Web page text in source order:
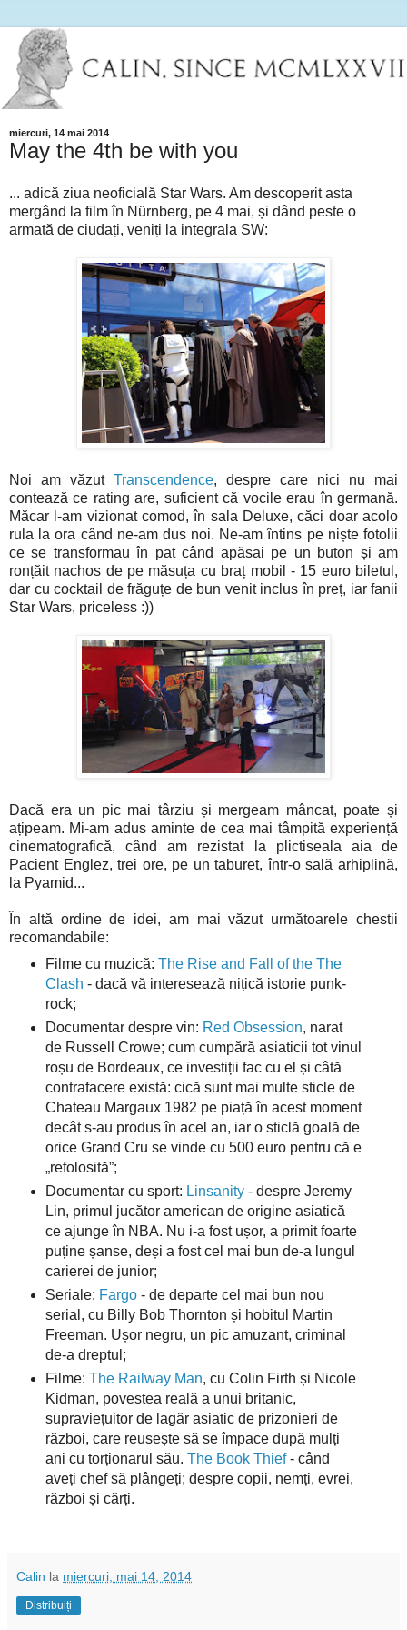
miercuri, 14 mai 2014
May the 4th be with you
... adică ziua neoficială Star Wars. Am descoperit asta
mergând la film în Nürnberg, pe 4 mai, și dând peste o
armată de ciudați, veniți la integrala SW:
Noi am văzut Transcendence, despre care nici nu mai
contează ce rating are, suficient că vocile erau în germană.
Măcar l-am vizionat comod, în sala Deluxe, căci doar acolo
rula la ora când ne-am dus noi. Ne-am întins pe niște fotolii
ce se transformau în pat când apăsai pe un buton și am
ronțăit nachos de pe măsuța cu braț mobil - 15 euro biletul,
dar cu cocktail de frăguțe de bun venit inclus în preț, iar fanii
Star Wars, priceless :))
Dacă era un pic mai târziu și mergeam mâncat, poate și
ațipeam. Mi-am adus aminte de cea mai tâmpită experiență
cinematografică, când am rezistat la plictiseala aia de
Pacient Englez, trei ore, pe un taburet, într-o sală arhiplină,
la Pyamid...
În altă ordine de idei, am mai văzut următoarele chestii
recomandabile:
Filme cu muzică: The Rise and Fall of the The
Clash - dacă vă interesează nițică istorie punk-
rock;
Documentar despre vin: Red Obsession, narat
de Russell Crowe; cum cumpără asiaticii tot vinul
roșu de Bordeaux, ce investiții fac cu el și câtă
contrafacere există: cică sunt mai multe sticle de
Chateau Margaux 1982 pe piață în acest moment
decât s-au produs în acel an, iar o sticlă goală de
orice Grand Cru se vinde cu 500 euro pentru că e
„refolosită”;
Documentar cu sport: Linsanity- despre Jeremy
Lin, primul jucător american de origine asiatică
ce ajunge în NBA. Nu i-a fost ușor, a primit foarte
puține șanse, deși a fost cel mai bun de-a lungul
carierei de junior;
Seriale: Fargo- de departe cel mai bun nou
serial, cu Billy Bob Thornton și hobitul Martin
Freeman. Ușor negru, un pic amuzant, criminal
de-a dreptul;
Filme: The Railway Man, cu Colin Firth și Nicole
Kidman, povestea reală a unui britanic,
supraviețuitor de lagăr asiatic de prizonieri de
război, care reusește să se împace după mulți
ani cu torționarul său. The Book Thief- când
aveți chef să plângeți; despre copii, nemți, evrei,
război și cărți.
Calin la miercuri, mai 14, 2014
Distribuiți